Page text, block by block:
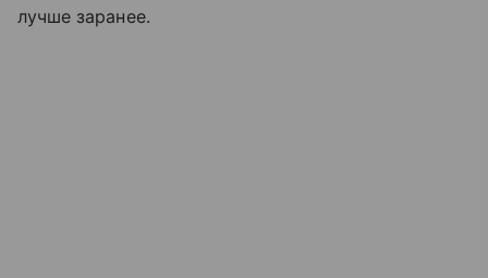
лучше заранее.